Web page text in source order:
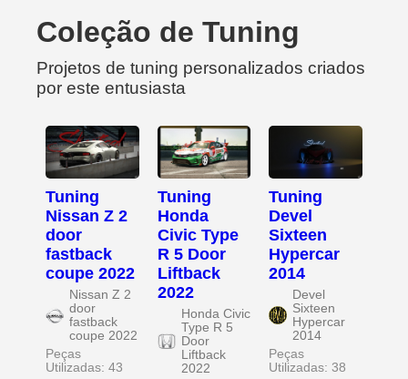
Coleção de Tuning
Projetos de tuning personalizados criados
por este entusiasta
Tuning
Nissan Z 2
door
fastback
coupe 2022
Nissan Z 2
door
fastback
coupe 2022
Peças
Utilizadas: 43
Tuning
Honda
Civic Type
R 5 Door
Liftback
2022
Honda Civic
Type R 5
Door
Liftback
2022
Tuning
Devel
Sixteen
Hypercar
2014
Devel
Sixteen
Hypercar
2014
Peças
Utilizadas: 38